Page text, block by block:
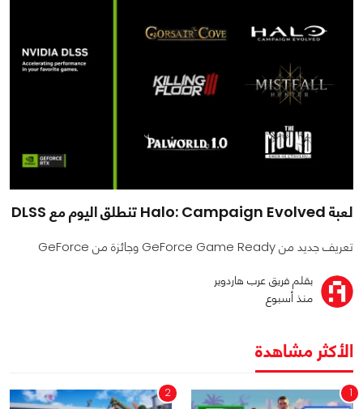
لعبة Halo: Campaign Evolved تنطلق اليوم مع DLSS
تعريف جديد من GeForce Game Ready وجائزة من GeForce
بقلم فريق عرب هاردوير
منذ أسبوع
الأكثر مشاهدة
1
2